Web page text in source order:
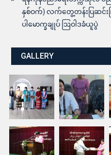
နှစ်ဝက်) လက်တွေ့တန်းပြဆင်းခ
ပါမောက္ခချုပ် ဩဝါဒခံယူပွဲ
GALLERY